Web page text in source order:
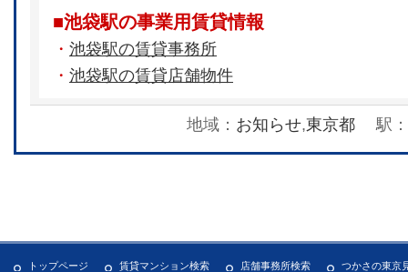
■池袋駅の事業用賃貸情報
・ 池袋駅の賃貸事務所
・ 池袋駅の賃貸店舗物件
地域： お知らせ,東京都 駅：
トップページ 賃貸マンション検索 店舗事務所検索 つかさの東京